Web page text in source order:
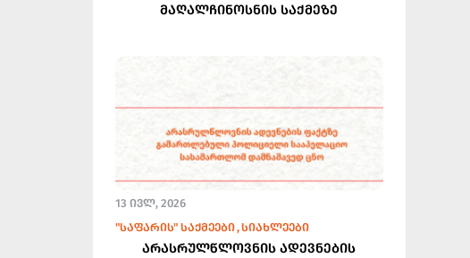
მაღალჩინოსნის საქმეზე
13 ᲘᲕᲚ, 2026
"ᲡᲐᲤᲐᲠᲘᲡ" ᲡᲐᲥᲛᲔᲔᲑᲘ ᲡᲘᲐᲮᲚᲔᲔᲑᲘ
არასრულწლოვნის ადევნების